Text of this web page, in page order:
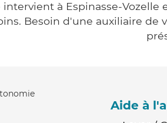
intervient à Espinasse-
Besoin d'une auxiliaire
Aide à